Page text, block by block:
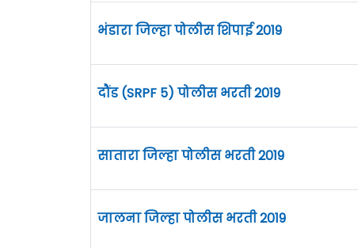
भंडारा जिल्हा पोलीस शिपाई 2019
दौंड (SRPF 5) पोलीस भरती 2019
सातारा जिल्हा पोलीस भरती 2019
जालना जिल्हा पोलीस भरती 2019